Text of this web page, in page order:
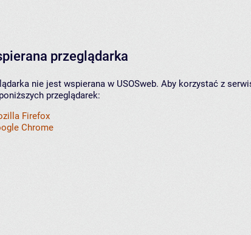
przeglądarka
nie jest wspierana w USOSweb. Aby korzystać z
przeglądarek:
Firefox
Chrome